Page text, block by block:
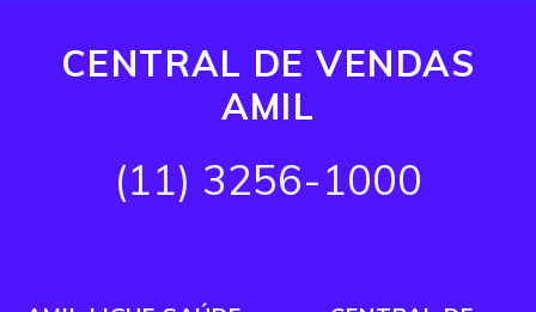
CENTRAL DE VENDAS
AMIL
(11) 3256-1000